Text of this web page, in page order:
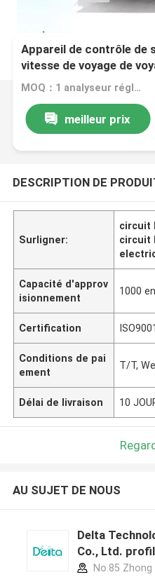
Appareil de contrôle de
vitesse de voyage de
Cba-I
MOQ：1 analyseur réglé de disjoncteur
meilleur prix
DESCRIPTION DE
Surligner:
circuit
circuit
Capacité d'approv
isionnement
1000
Certification ISO9001
Conditions de pai
ement
T/T,
Délai de livraison 10
AU SUJET DE NOUS
Delta
Co., Ltd.
No.85 Zhong